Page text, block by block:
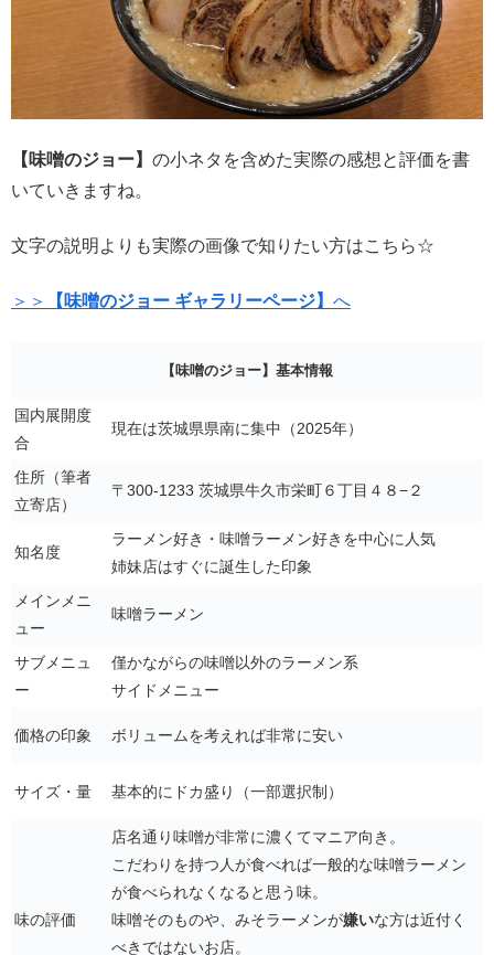
【味噌のジョー】 の小ネタを含めた実際の感想と評価を書
いていきますね。
文字の説明よりも実際の画像で知りたい方はこちら☆
＞＞ 【味噌のジョー ギャラリーページ】 へ
【味噌のジョー】基本情報
国内展開度
合
現在は茨城県県南に集中（2025年）
住所（筆者
立寄店）
〒300-1233 茨城県牛久市栄町６丁目４８−２
知名度
ラーメン好き・味噌ラーメン好きを中心に人気
姉妹店はすぐに誕生した印象
メインメニ
ュー
味噌ラーメン
サブメニュ
ー
僅かながらの味噌以外のラーメン系
サイドメニュー
価格の印象 ボリュームを考えれば非常に安い
サイズ・量 基本的にドカ盛り（一部選択制）
味の評価
店名通り味噌が非常に濃くてマニア向き。
こだわりを持つ人が食べれば一般的な味噌ラーメン
が食べられなくなると思う味。
味噌そのものや、みそラーメンが嫌いな方は近付く
べきではないお店。